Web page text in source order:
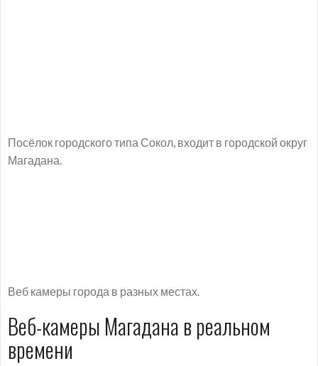
Посёлок городского типа Сокол, входит в городской округ
Магадана.
Веб камеры города в разных местах.
Веб-камеры Магадана в реальном
времени